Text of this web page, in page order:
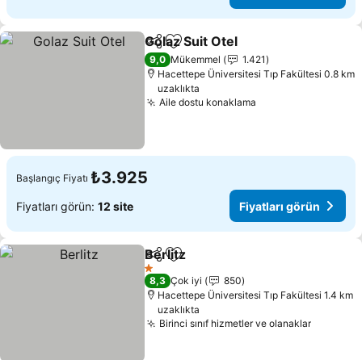
PaylaşFavorilerime ekle
Golaz Suit Otel
9,0 Mükemmel
1.421
Hacettepe Üniversitesi Tıp Fakültesi 0.8 km
uzaklıkta
Aile dostu konaklama
Başlangıç Fiyatı ₺3.925
Fiyatları görün: 12 site Fiyatları görün
PaylaşFavorilerime ekle
Berlitz
1 Yıldız
8,3 Çok iyi
850
Hacettepe Üniversitesi Tıp Fakültesi 1.4 km
uzaklıkta
Birinci sınıf hizmetler ve olanaklar